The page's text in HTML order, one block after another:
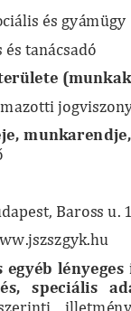
és gyámügy
tanácsadó
Baross u.
speciális
szerinti